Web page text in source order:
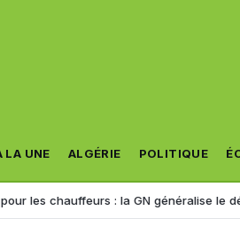
LA UNE ALGÉRIE POLITIQUE
: la GN généralise le dépistage de